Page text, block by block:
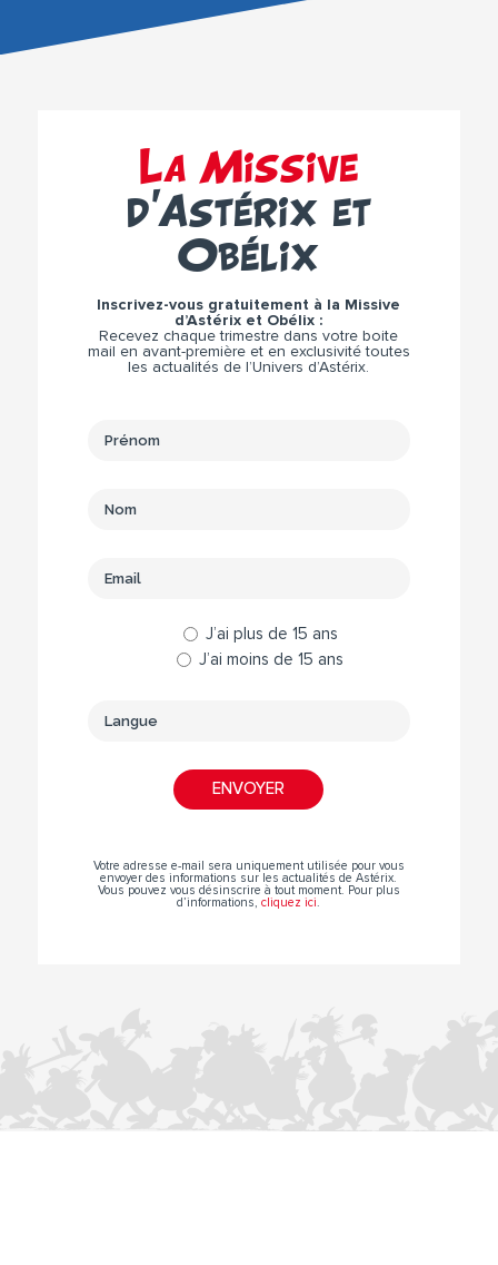
La Missive
d’Astérix et
Obélix
Inscrivez-vous gratuitement à la Missive
d’Astérix et Obélix :
Recevez chaque trimestre dans votre boite
mail en avant-première et en exclusivité toutes
les actualités de l’Univers d’Astérix.
J’ai plus de 15 ans
J’ai moins de 15 ans
Votre adresse e-mail sera uniquement utilisée pour vous
envoyer des informations sur les actualités de Astérix.
Vous pouvez vous désinscrire à tout moment. Pour plus
d’informations,cliquez ici.